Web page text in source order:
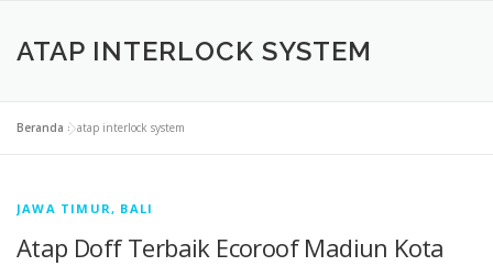
ATAP INTERLOCK SYSTEM
Beranda »atap interlock system
JAWA TIMUR, BALI
Atap Doff Terbaik Ecoroof Madiun Kota